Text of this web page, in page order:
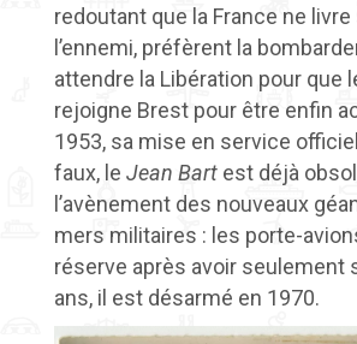
redoutant que la France ne
l’ennemi, préfèrent la
attendre la Libération pour que
rejoigne Brest pour être enfin
1953, sa mise en service
faux, le Jean Bart est déjà
l’avènement des nouveaux
mers militaires : les porte-
réserve après avoir seulement
ans, il est désarmé en 1970.